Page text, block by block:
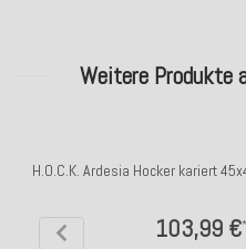
Weitere Produkte
H.O.C.K. Ardesia Hocker kariert
103,99 €*